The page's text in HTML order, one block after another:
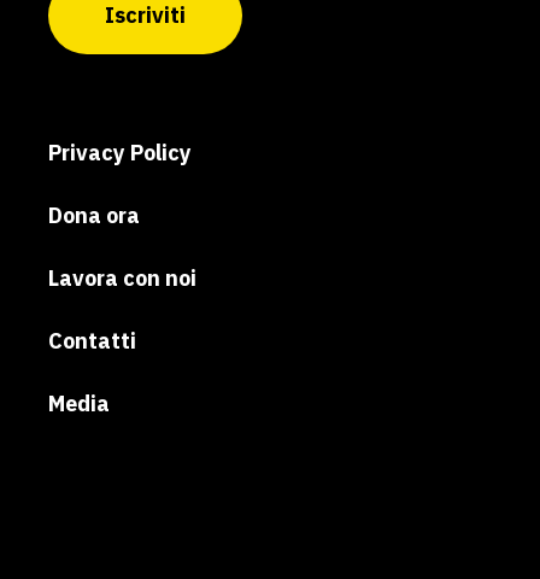
Iscriviti
Privacy Policy
Dona ora
Lavora con noi
Contatti
Media